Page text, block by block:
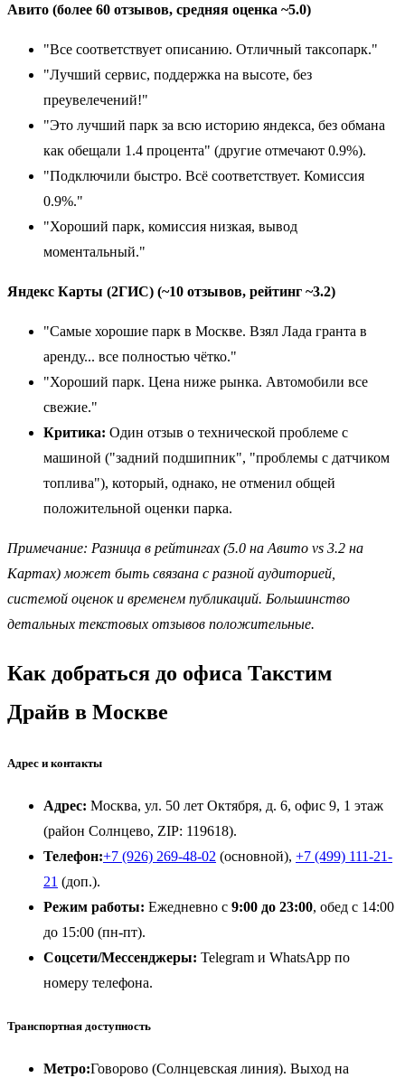
Авито (более 60 отзывов, средняя оценка ~5.0)
"Все соответствует описанию. Отличный таксопарк."
"Лучший сервис, поддержка на высоте, без
преувелечений!"
"Это лучший парк за всю историю яндекса, без обмана
как обещали 1.4 процента" (другие отмечают 0.9%).
"Подключили быстро. Всё соответствует. Комиссия
0.9%."
"Хороший парк, комиссия низкая, вывод
моментальный."
Яндекс Карты (2ГИС) (~10 отзывов, рейтинг ~3.2)
"Самые хорошие парк в Москве. Взял Лада гранта в
аренду... все полностью чётко."
"Хороший парк. Цена ниже рынка. Автомобили все
свежие."
Критика: Один отзыв о технической проблеме с
машиной ("задний подшипник", "проблемы с датчиком
топлива"), который, однако, не отменил общей
положительной оценки парка.
Примечание: Разница в рейтингах (5.0 на Авито vs 3.2 на
Картах) может быть связана с разной аудиторией,
системой оценок и временем публикаций. Большинство
детальных текстовых отзывов положительные.
Как добраться до офиса Такстим
Драйв в Москве
Адрес и контакты
Адрес: Москва, ул. 50 лет Октября, д. 6, офис 9, 1 этаж
(район Солнцево, ZIP: 119618).
Телефон:+7 (926) 269-48-02 (основной), +7 (499) 111-21-
21 (доп.).
Режим работы: Ежедневно с 9:00 до 23:00, обед с 14:00
до 15:00 (пн-пт).
Соцсети/Мессенджеры: Telegram и WhatsApp по
номеру телефона.
Транспортная доступность
Метро:Говорово (Солнцевская линия). Выход на